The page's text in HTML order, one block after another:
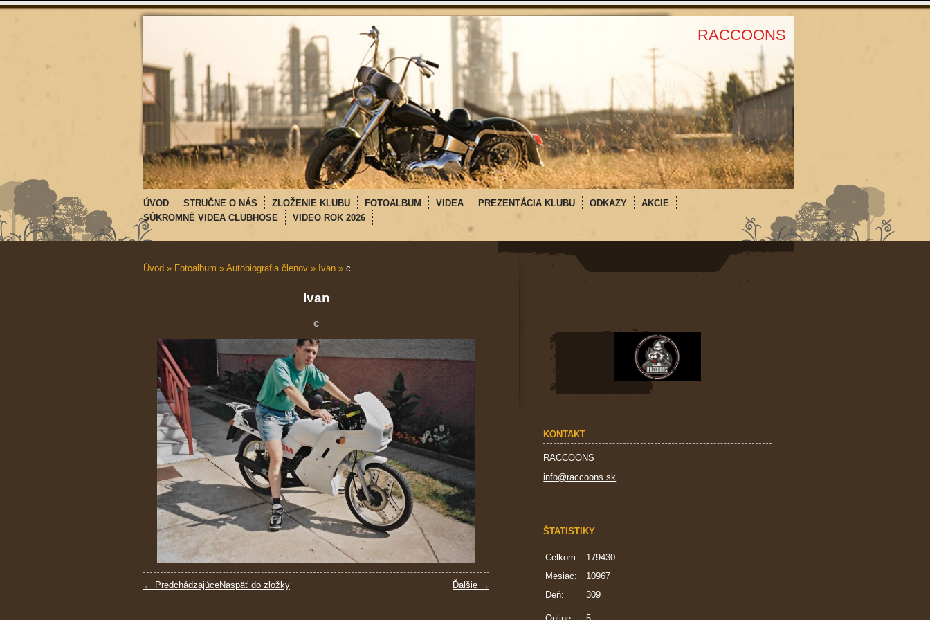
RACCOONS
ÚVOD STRUČNE O NÁS ZLOŽENIE KLUBU FOTOALBUM VIDEA PREZENTÁCIA KLUBU ODKAZY
AKCIE
SÚKROMNÉ VIDEA CLUBHOSE
VIDEO ROK 2026
Úvod » Fotoalbum » Autobiografia členov » Ivan » c
Ivan
c
← Predchádzajúce Ďalšie →
Naspäť do zložky
KONTAKT
RACCOONS
info@raccoons.sk
ŠTATISTIKY
Celkom:
179430
Mesiac:
10967
Deň:
309